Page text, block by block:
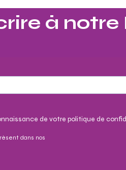
à
de votre politique de
dans nos